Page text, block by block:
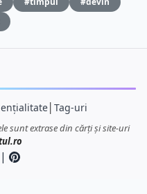
│ Tag-uri
sunt extrase din cărți și site-uri
|